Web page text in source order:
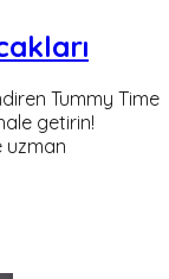
Tummy Time
getirin!
uzman